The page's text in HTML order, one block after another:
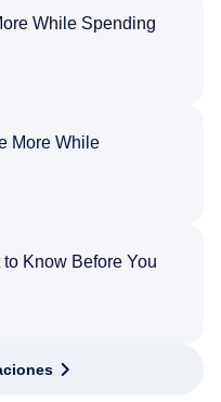
While Spending
More While
Know Before You